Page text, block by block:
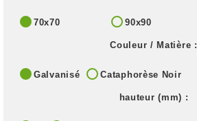
70x70 90x90
Couleur / Matière :
Galvanisé Cataphorèse Noir
hauteur (mm) :